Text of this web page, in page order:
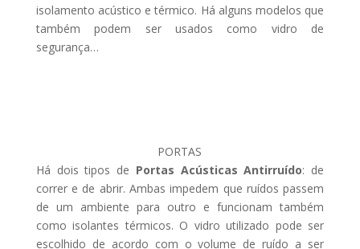
isolamento acústico e térmico. Há alguns modelos que
também podem ser usados como vidro de
segurança…
PORTAS
Há dois tipos de Portas Acústicas Antirruído: de
correr e de abrir. Ambas impedem que ruídos passem
de um ambiente para outro e funcionam também
como isolantes térmicos. O vidro utilizado pode ser
escolhido de acordo com o volume de ruído a ser